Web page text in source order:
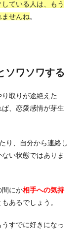
ている人は、もう
せんね。
ソワソワする
取りが途絶えた
、恋愛感情が芽生
り、自分から連絡し
い状態ではありま
間にか相手への気持
あるでしょう。
すでに好きになっ